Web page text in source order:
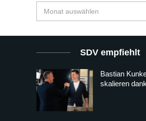
SDV empfiehlt
Bastian
skalieren